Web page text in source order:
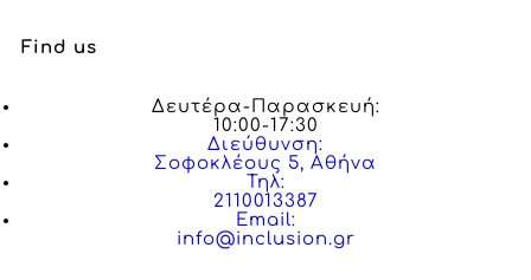
Find us
Δευτέρα-Παρασκευή:
10:00-17:30
Διεύθυνση:
Σοφοκλέους 5, Αθήνα
Τηλ:
2110013387
Email:
info@inclusion.gr